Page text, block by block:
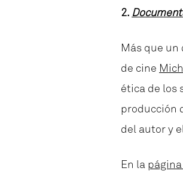
2.
Más que
de cine
ética de los
producción
del autor y
En la